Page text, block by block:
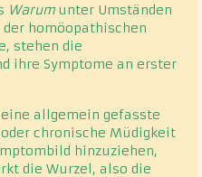
Warum unter Umständen
homöopathischen
stehen die
ihre Symptome an erster
allgemein gefasste
chronische Müdigkeit
hinzuziehen,
die Wurzel, also die